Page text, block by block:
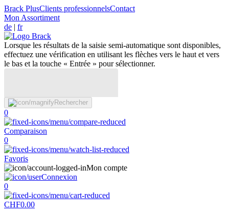
Brack PlusClients professionnelsContact
Mon Assortiment
de | fr
Lorsque les résultats de la saisie semi-automatique sont disponibles,
effectuez une vérification en utilisant les flèches vers le haut et vers
le bas et la touche « Entrée » pour sélectionner.
Rechercher
0
Comparaison
0
Favoris
Mon compte
Connexion
0
CHF0.00